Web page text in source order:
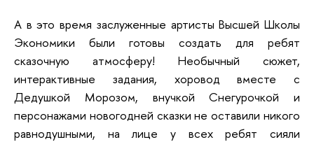
А в это время заслуженные артисты Высшей Школы
Экономики были готовы создать для ребят
сказочную атмосферу! Необычный сюжет,
интерактивные задания, хоровод вместе с
Дедушкой Морозом, внучкой Снегурочкой и
персонажами новогодней сказки не оставили никого
равнодушными, на лице у всех ребят сияли